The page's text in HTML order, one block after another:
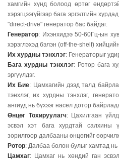
хамгийн хүнд болоод өртөг
хэрэгцээгүйгээр бага эргэлтийн
"direct-drive" генератор бас байдаг.
Генератор: Ихэнхидээ 50-60Гц-ын
хэрэглэхэд бэлэн (off-the-shelf)
Их хурдны тэнхлэг: Генераторыг
Бага хурдны тэнхлэг: Ротор бага
эргүүлдэг.
Их Бие: Цамхагийн дээд талд
тэнхлэг, их хурдны тэнхлэг,
ангиуд нь бүхээг насел дотор
Өнцөг Тохируулагч: Цахилгаан
эсвэл хэт бага хурдтай салхины
зорилгоор далбааны өнцөгийг
Ротор: Далбаа болон булыг хамтад нь
Цамхаг: Цамхаг нь хөндий ган